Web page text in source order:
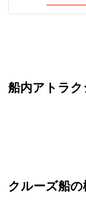
船内アトラク
クルーズ船の